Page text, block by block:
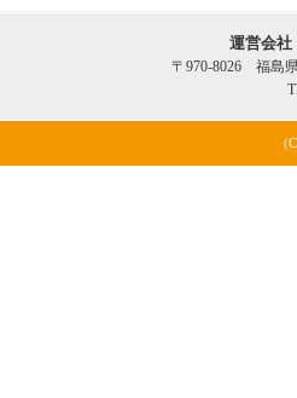
運営会
〒970-8026 福島